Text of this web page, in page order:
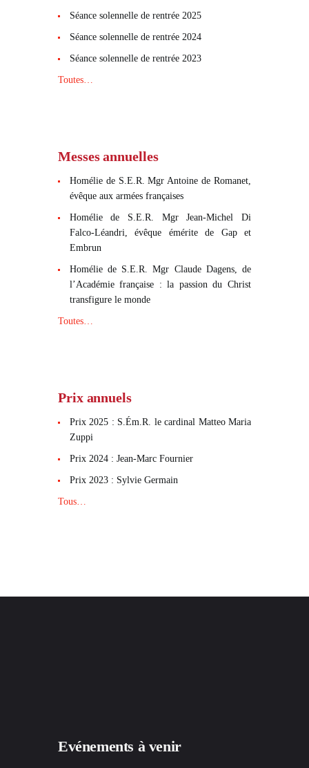
Séance solennelle de rentrée 2025
Séance solennelle de rentrée 2024
Séance solennelle de rentrée 2023
Toutes…
Messes annuelles
Homélie de S.E.R. Mgr Antoine de Romanet,
évêque aux armées françaises
Homélie de S.E.R. Mgr Jean-Michel Di
Falco-Léandri, évêque émérite de Gap et
Embrun
Homélie de S.E.R. Mgr Claude Dagens, de
l’Académie française : la passion du Christ
transfigure le monde
Toutes…
Prix annuels
Prix 2025 : S.Ém.R. le cardinal Matteo Maria
Zuppi
Prix 2024 : Jean-Marc Fournier
Prix 2023 : Sylvie Germain
Tous…
Evénements à venir